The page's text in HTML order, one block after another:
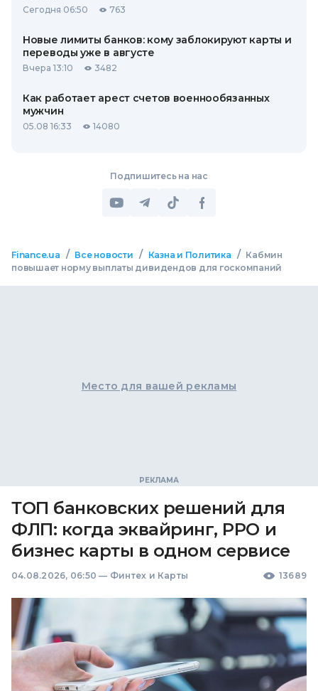
Сегодня 06:50 763
Новые лимиты банков: кому заблокируют карты и
переводы уже в августе
Вчера 13:10 3482
Как работает арест счетов военнообязанных
мужчин
05.08 16:33 14080
Подпишитесь на нас
Finance.ua / Все новости / Казна и Политика / Кабмин
повышает норму выплаты дивидендов для госкомпаний
Место для вашей рекламы
ТОП банковских решений для
ФЛП: когда эквайринг, РРО и
бизнес карты в одном сервисе
04.08.2026, 06:50 — Финтех и Карты 13689